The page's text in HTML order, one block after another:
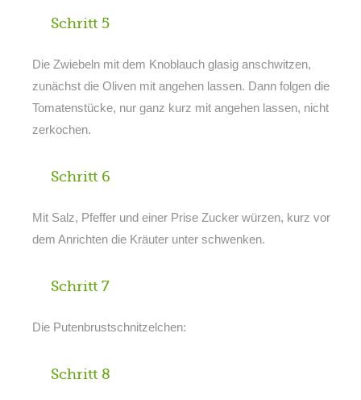
Schritt 5
Die Zwiebeln mit dem Knoblauch glasig anschwitzen,
zunächst die Oliven mit angehen lassen. Dann folgen die
Tomatenstücke, nur ganz kurz mit angehen lassen, nicht
zerkochen.
Schritt 6
Mit Salz, Pfeffer und einer Prise Zucker würzen, kurz vor
dem Anrichten die Kräuter unter schwenken.
Schritt 7
Die Putenbrustschnitzelchen:
Schritt 8